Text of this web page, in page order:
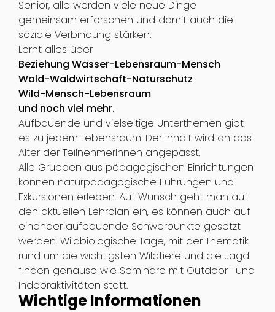
Senior, alle werden viele neue Dinge
gemeinsam erforschen und damit auch die
soziale Verbindung stärken.
Lernt alles über
Beziehung Wasser-Lebensraum-Mensch
Wald-Waldwirtschaft-Naturschutz
Wild-Mensch-Lebensraum
und noch viel mehr.
Aufbauende und vielseitige Unterthemen gibt
es zu jedem Lebensraum. Der Inhalt wird an das
Alter der TeilnehmerInnen angepasst.
Alle Gruppen aus pädagogischen Einrichtungen
können naturpädagogische Führungen und
Exkursionen erleben. Auf Wunsch geht man auf
den aktuellen Lehrplan ein, es können auch auf
einander aufbauende Schwerpunkte gesetzt
werden. Wildbiologische Tage, mit der Thematik
rund um die wichtigsten Wildtiere und die Jagd
finden genauso wie Seminare mit Outdoor- und
Indooraktivitäten statt.
Wichtige Informationen